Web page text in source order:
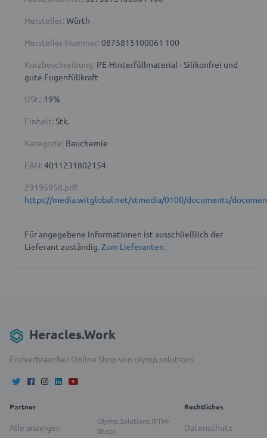
Hersteller: Würth
Hersteller-Nummer: 0875815100061 100
Kurzbeschreibung: PE-Hinterfüllmaterial - Silikonfrei und
gute Fugenfüllkraft
USt.: 19%
Einheit: Stk.
Kategorie: Bauchemie
EAN: 4011231802154
29195958.pdf:
https://media.witglobal.net/stmedia/0100/documents/
Für angegebene Informationen ist ausschließlich der
Lieferant zuständig.Zum Lieferanten.
Heracles.Work
Endverbraucher Online Shop von olymp.solutions
Partner
Alle anzeigen
Olymp.Solutions (FTM-
Shop)
Rechtliches
Datenschutz